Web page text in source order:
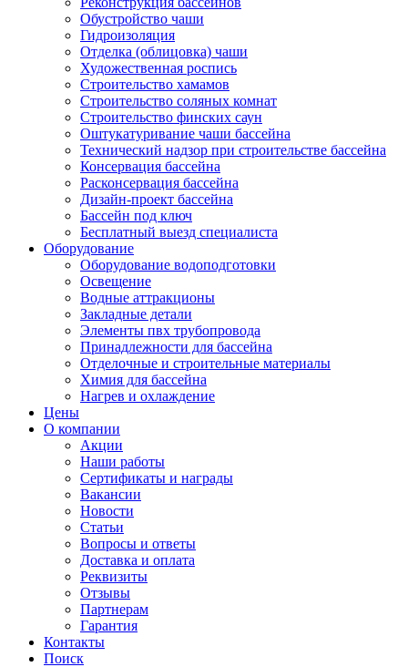
Обустройство чаши
Гидроизоляция
Отделка (облицовка) чаши
Художественная роспись
Строительство хамамов
Строительство соляных комнат
Строительство финских саун
Оштукатуривание чаши бассейна
Технический надзор при строительстве бассейна
Консервация бассейна
Расконсервация бассейна
Дизайн-проект бассейна
Бассейн под ключ
Бесплатный выезд специалиста
Оборудование
Оборудование водоподготовки
Освещение
Водные аттракционы
Закладные детали
Элементы пвх трубопровода
Принадлежности для бассейна
Отделочные и строительные материалы
Химия для бассейна
Нагрев и охлаждение
Цены
О компании
Акции
Наши работы
Сертификаты и награды
Вакансии
Новости
Статьи
Вопросы и ответы
Доставка и оплата
Реквизиты
Отзывы
Партнерам
Гарантия
Контакты
Поиск